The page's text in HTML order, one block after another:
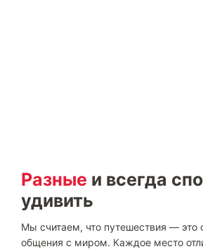
Разные и всегда
удивить
Мы считаем, что путешествия — это
общения с миром. Каждое место